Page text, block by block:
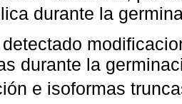
durante la
durante la
e isoformas